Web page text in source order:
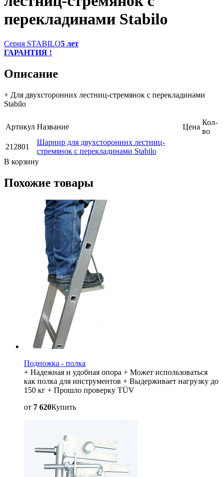
перекладинами Stabilo
Серия STABILO5 лет
ГАРАНТИЯ !
Описание
+ Для двухсторонних лестниц-стремянок с перекладинами
Stabilo
Артикул Название Цена
Кол-
во
212801
Шарнир для двухсторонних лестниц-
стремянок с перекладинами Stabilo
В корзину
Похожие товары
Подножка - полка
+ Надежная и удобная опора + Может использоваться
как полка для инструментов + Выдерживает нагрузку до
150 кг + Прошло проверку TÜV
от 7 620Купить